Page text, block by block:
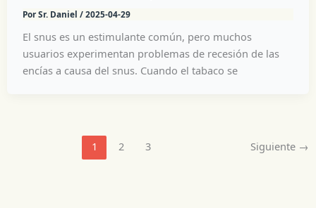
PorSr. Daniel /2025-04-29
El snus es un estimulante común, pero muchos
usuarios experimentan problemas de recesión de las
encías a causa del snus. Cuando el tabaco se
1 2 3 Siguiente →